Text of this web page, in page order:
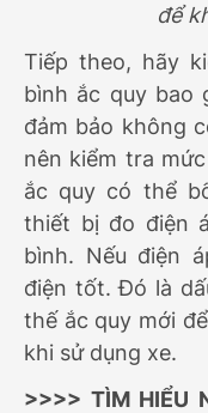
để
Tiếp theo, hãy
bình ắc quy bao
đảm bảo không
nên kiểm tra
ắc quy có thể
thiết bị đo điện
bình. Nếu điện
điện tốt. Đó là
thế ắc quy mới
khi sử dụng xe.
>>>> TÌM HIỂU